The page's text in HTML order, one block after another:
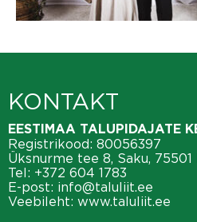
KONTAKT
EESTIMAA TALUPIDAJATE
Registrikood: 80056397
Üksnurme tee 8, Saku,
Tel: +372 604 1783
E-post: info@taluliit.ee
Veebileht: www.taluliit.ee